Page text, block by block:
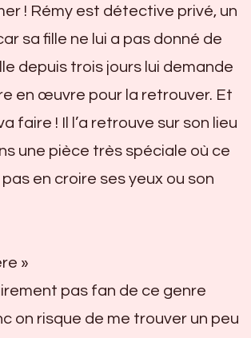
! Rémy est détective privé, un
sa fille ne lui a pas donné de
depuis trois jours lui demande
en œuvre pour la retrouver. Et
faire ! Il l’a retrouve sur son lieu
une pièce très spéciale où ce
en croire ses yeux ou son
»
pas fan de ce genre
on risque de me trouver un peu